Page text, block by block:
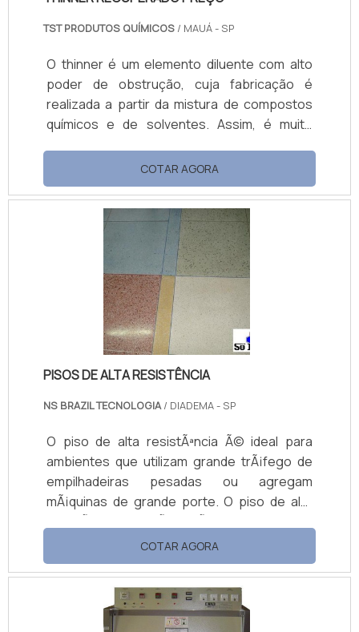
TST PRODUTOS QUÍMICOS / MAUÁ - SP
O thinner é um elemento diluente com alto
poder de obstrução, cuja fabricação é
realizada a partir da mistura de compostos
químicos e de solventes. Assim, é muito
recuperado preço acessível, uma vez que a
preocupação com o meio ambiente tem feito
cada vez mais empresas a destinarem e
reciclar os lixos e resíduos industriais.Dessa
forma, existem atualmente empresas
especializadas no processo de reciclagem e
reaproveitamento de elementos químicos,
de modo a evita.
COTAR AGORA
PISOS DE ALTA RESISTÊNCIA
NS BRAZIL TECNOLOGIA/ DIADEMA - SP
O piso de alta resistÃªncia Ã© ideal para
ambientes que utilizam grande trÃ¡fego de
empilhadeiras pesadas ou agregam
mÃ¡quinas de grande porte. O piso de alta
industrias que tenham um grande volume de
circulaÃ§Ã£o de pessoas ou mÃ¡quinas de
mÃ©dio e grande porte. Ideal para pisos
industriais com elevadas solicitaÃ§Ãµes
abrasivas..
COTAR AGORA